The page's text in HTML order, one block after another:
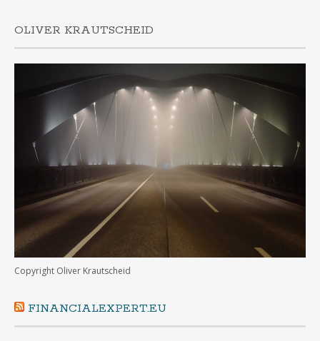
OLIVER KRAUTSCHEID
Copyright Oliver Krautscheid
FINANCIALEXPERT.EU